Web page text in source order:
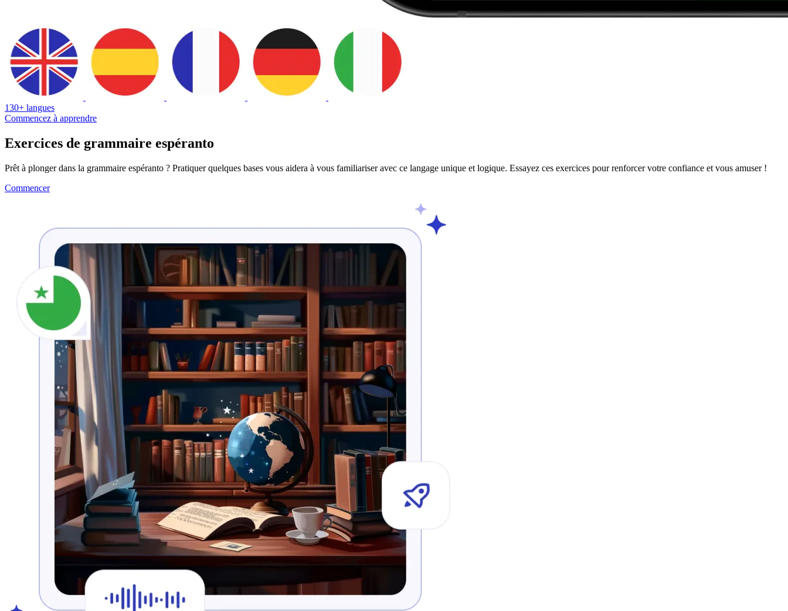
130+ langues
Commencez à apprendre
Exercices de grammaire espéranto
Prêt à plonger dans la grammaire espéranto ? Pratiquer quelques bases vous aidera à vous familiariser avec ce langage unique et logique. Essayez ces exercices pour renforcer votre confiance et vous amuser !
Commencer